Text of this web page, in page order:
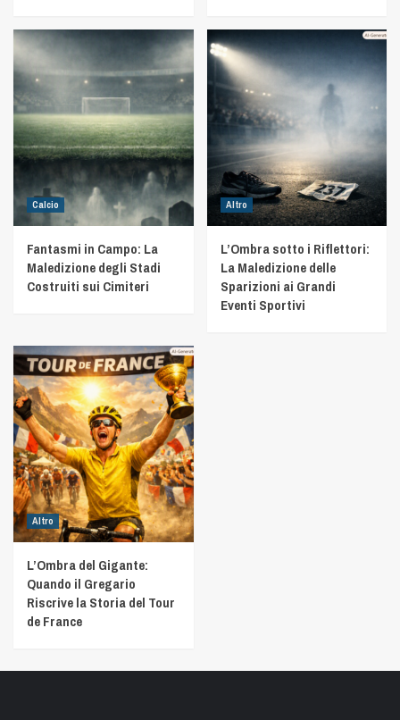
Calcio
Fantasmi in Campo: La
Maledizione degli Stadi
Costruiti sui Cimiteri
Altro
L’Ombra sotto i Riflettori:
La Maledizione delle
Sparizioni ai Grandi
Eventi Sportivi
Altro
L’Ombra del Gigante:
Quando il Gregario
Riscrive la Storia del Tour
de France